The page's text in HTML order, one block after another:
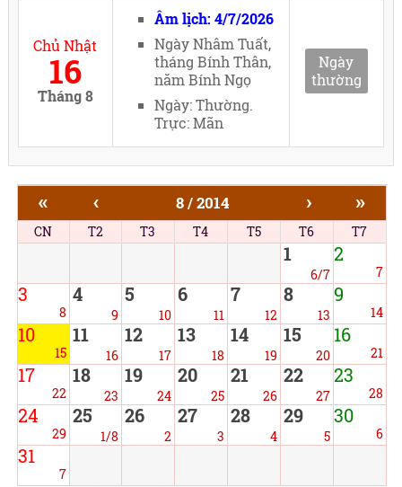
Chủ Nhật
16
Tháng 8
Âm lịch: 4/7/2026
Ngày Nhâm Tuất,
tháng Bính Thân,
năm Bính Ngọ
Ngày: Thường.
Trực: Mãn
Ngày
thường
« ‹ 8 / 2014 › »
CN T2 T3 T4 T5 T6 T7
1
6/7
2
7
3
8
4
9
5
10
6
11
7
12
8
13
9
14
10
15
11
16
12
17
13
18
14
19
15
20
16
21
17
22
18
23
19
24
20
25
21
26
22
27
23
28
24
29
25
1/8
26
2
27
3
28
4
29
5
30
6
31
7